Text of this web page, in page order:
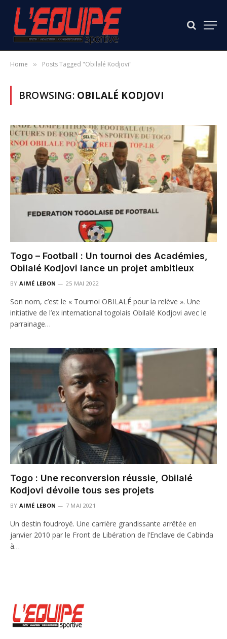
Home » Posts Tagged "Obilalé Kodjovi"
BROWSING: OBILALÉ KODJOVI
Togo – Football : Un tournoi des Académies,
Obilalé Kodjovi lance un projet ambitieux
BY AIMÉ LEBON 25 MAI 2022
Son nom, c’est le « Tournoi OBILALÉ pour la relève ». Une
initiative de l’ex international togolais Obilalé Kodjovi avec le
parrainage…
Togo : Une reconversion réussie, Obilalé
Kodjovi dévoile tous ses projets
BY AIMÉ LEBON 7 MAI 2021
Un destin foudroyé. Une carrière grandissante arrêtée en
janvier 2010 par le Front de Libération de l’Enclave de Cabinda
à…